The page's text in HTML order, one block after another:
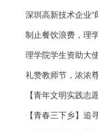
深圳高新技术企业“
制止餐饮浪费，理
理学院学生资助大
礼赞教师节，浓浓
【青年文明实践
【青春三下乡】